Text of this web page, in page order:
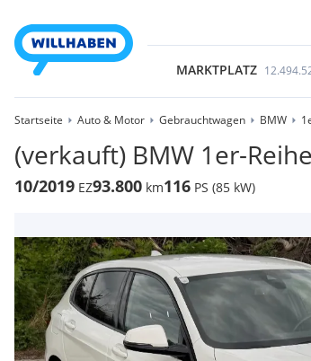
MARKTPLATZ
Startseite Auto & Motor Gebrauchtwagen BMW
(verkauft) BMW 1er-
10/2019 EZ93.800 km116 PS (85 kW)